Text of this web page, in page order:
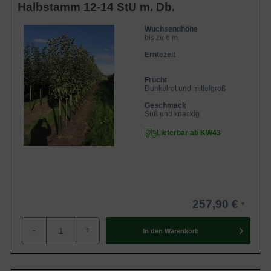
Halbstamm 12-14 StU m. Db.
Wuchsendhöhe
bis zu 6 m
Erntezeit
Frucht
Dunkelrot und mittelgroß
Geschmack
Süß und knackig
Lieferbar ab KW43
257,90 €
- + In den Warenkorb